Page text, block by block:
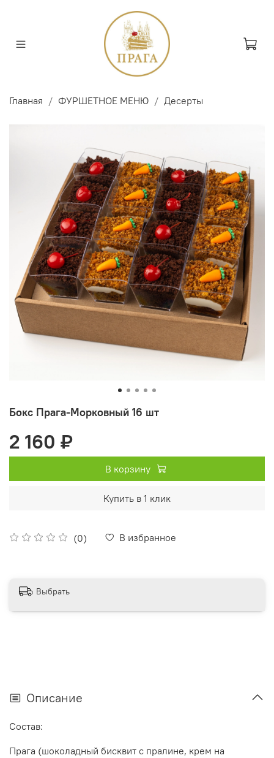
Главная ФУРШЕТНОЕ МЕНЮ Десерты
Бокс Прага-Морковный 16 шт
(0) В избранное
2 160 ₽
В корзину
Купить в 1 клик
Выбрать
Описание
Состав:
Прага (шоколадный бисквит с пралине, крем на